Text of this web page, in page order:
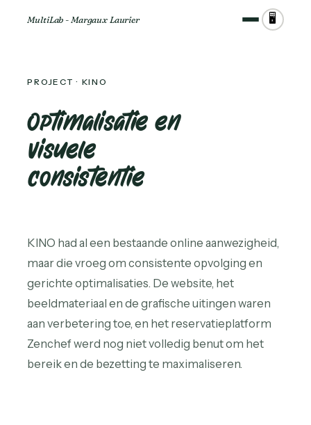
MultiLab - Margaux Laurier 🖥️
PROJECT · KINO
Optimalisatie en
visuele
consistentie
KINO had al een bestaande online aanwezigheid,
maar die vroeg om consistente opvolging en
gerichte optimalisaties. De website, het
beeldmateriaal en de grafische uitingen waren
aan verbetering toe, en het reservatieplatform
Zenchef werd nog niet volledig benut om het
bereik en de bezetting te maximaliseren.